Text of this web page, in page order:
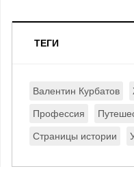
ТЕГИ
Валентин Курбатов
Профессия
Страницы истории